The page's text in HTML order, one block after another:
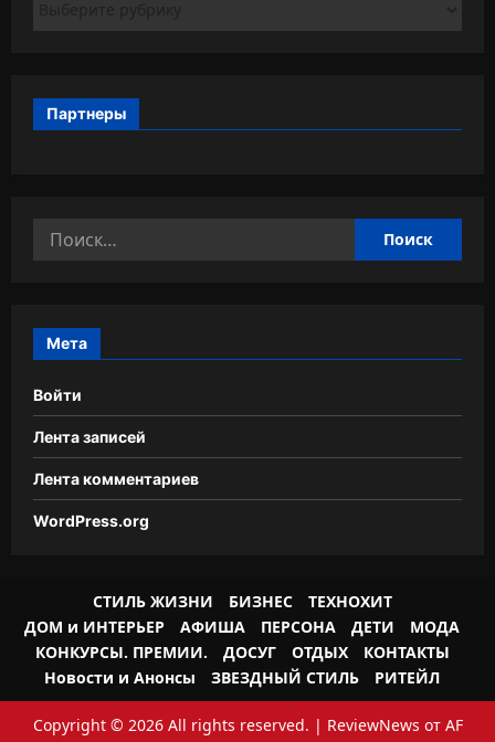
Партнеры
Найти:
Мета
Войти
Лента записей
Лента комментариев
WordPress.org
СТИЛЬ ЖИЗНИ БИЗНЕС
ТЕХНОХИТ
ДОМ и ИНТЕРЬЕР
АФИША ПЕРСОНА ДЕТИ
МОДА
КОНКУРСЫ. ПРЕМИИ.
ДОСУГ ОТДЫХ
КОНТАКТЫ
Новости и Анонсы
ЗВЕЗДНЫЙ СТИЛЬ РИТЕЙЛ
Copyright © 2026 All rights reserved. | ReviewNews от AF